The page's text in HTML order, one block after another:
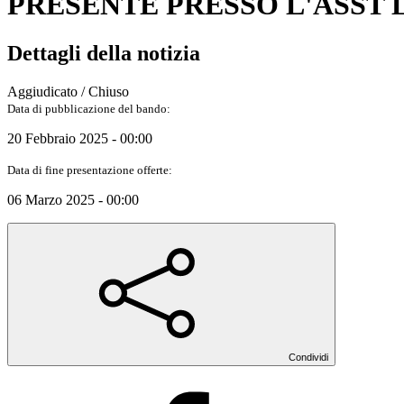
Dettagli della notizia
Aggiudicato / Chiuso
Data di pubblicazione del bando:
20 Febbraio 2025 - 00:00
Data di fine presentazione offerte:
06 Marzo 2025 - 00:00
Condividi